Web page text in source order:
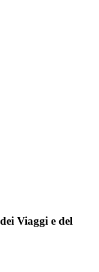
Viaggi e del